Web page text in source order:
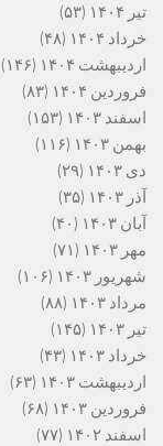
تیر ۱۴۰۴
(۵۳)
خرداد ۱۴۰۴
(۴۸)
اردیبهشت ۱۴۰۴
(۱۴۶)
فروردین ۱۴۰۴
(۸۳)
اسفند ۱۴۰۳
(۱۵۳)
بهمن ۱۴۰۳
(۱۱۶)
دی ۱۴۰۳
(۲۹)
آذر ۱۴۰۳
(۳۵)
آبان ۱۴۰۳
(۴۰)
مهر ۱۴۰۳
(۷۱)
شهریور ۱۴۰۳
(۱۰۶)
مرداد ۱۴۰۳
(۸۸)
تیر ۱۴۰۳
(۱۴۵)
خرداد ۱۴۰۳
(۴۳)
اردیبهشت ۱۴۰۳
(۶۳)
فروردین ۱۴۰۳
(۶۸)
اسفند ۱۴۰۲
(۷۷)